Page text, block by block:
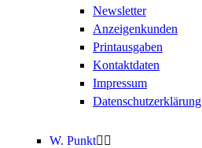
Newsletter
Anzeigenkunden
Printausgaben
Kontaktdaten
Impressum
Datenschutzerklärung
W. Punkt